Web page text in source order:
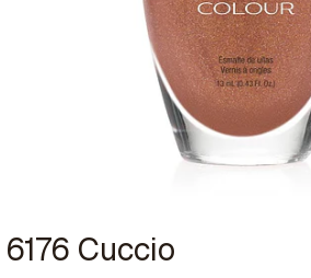
6176 Cuccio